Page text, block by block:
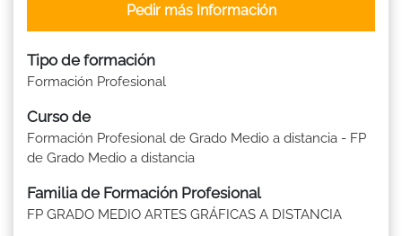
Tipo de formación
Formación Profesional
Curso de
Formación Profesional de Grado Medio a distancia - FP
de Grado Medio a distancia
Familia de Formación Profesional
FP GRADO MEDIO ARTES GRÁFICAS A DISTANCIA
Pedir más Información